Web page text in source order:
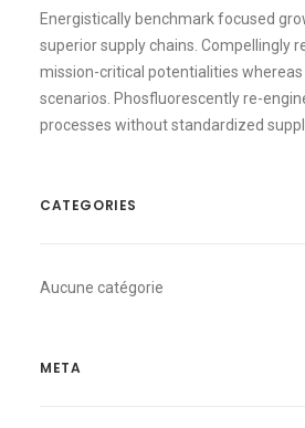
Energistically benchmark focused
superior supply chains. Compellingly
mission-critical potentialities whereas
scenarios. Phosfluorescently re-
processes without standardized
CATEGORIES
Aucune catégorie
META